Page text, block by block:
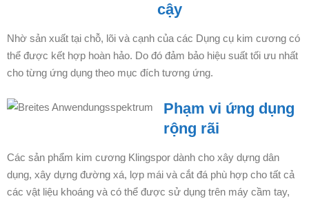
cậy
Nhờ sản xuất tại chỗ, lõi và cạnh của các Dụng cụ kim cương có
thể được kết hợp hoàn hảo. Do đó đảm bảo hiệu suất tối ưu nhất
cho từng ứng dụng theo mục đích tương ứng.
Phạm vi ứng dụng
rộng rãi
Các sản phẩm kim cương Klingspor dành cho xây dựng dân
dụng, xây dựng đường xá, lợp mái và cắt đá phù hợp cho tất cả
các vật liệu khoáng và có thể được sử dụng trên máy cầm tay,